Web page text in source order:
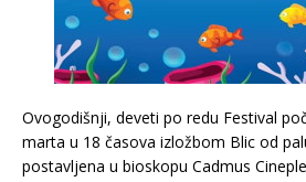
Ovogodišnji, deveti po redu Festival
marta u 18 časova izložbom Blic od
postavljena u bioskopu Cadmus